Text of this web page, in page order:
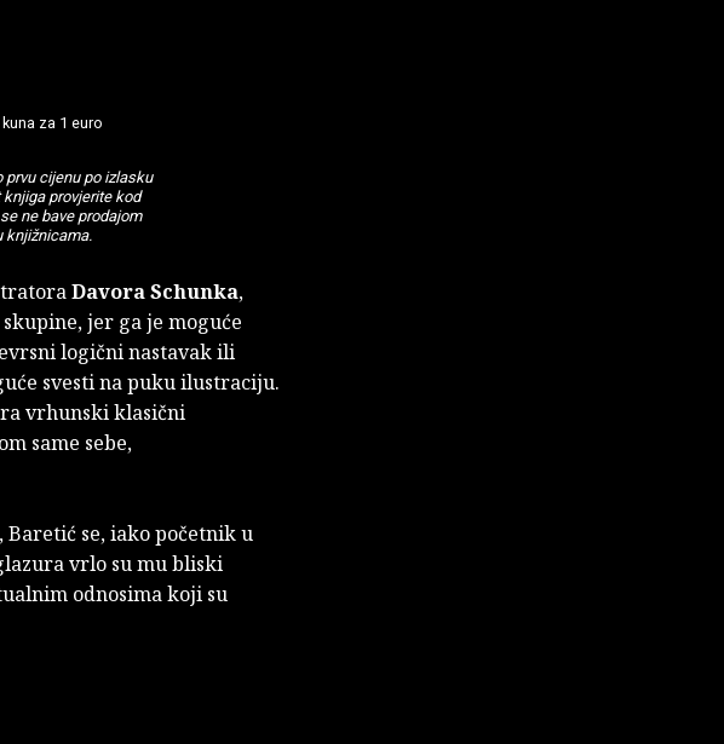
za 1 euro
cijenu po izlasku
provjerite kod
ne bave prodajom
knjižnicama.
Davora Schunka,
jer ga je moguće
logični nastavak ili
svesti na puku ilustraciju.
vrhunski klasični
same sebe,
, Baretić se, iako početnik u
vrlo su mu bliski
odnosima koji su